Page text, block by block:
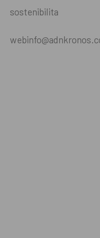
sostenibilita